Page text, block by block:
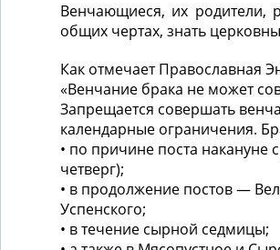
Венчающиеся, их родители,
общих чертах, знать
Как отмечает Православная
«Венчание брака не может
Запрещается совершать
календарные ограничения.
• по причине поста накануне
четверг);
• в продолжение постов ―
Успенского;
• в течение сырной седмицы;